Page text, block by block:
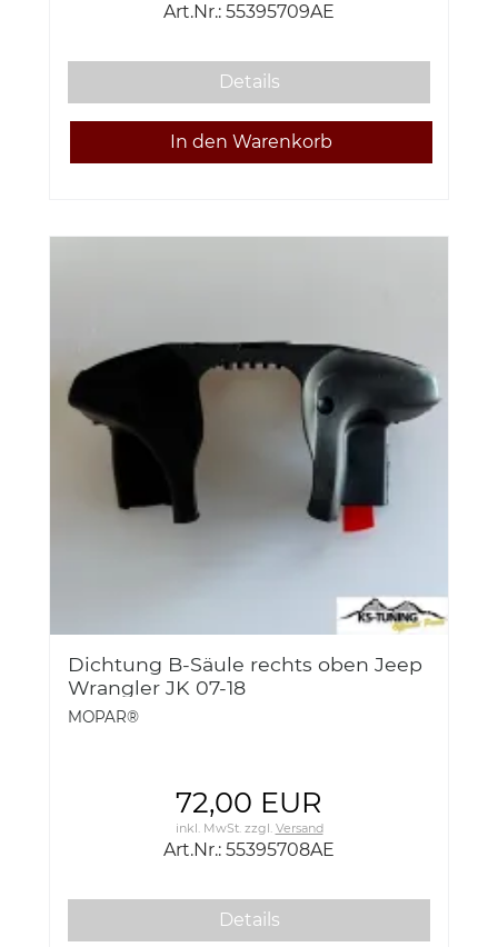
Art.Nr.: 55395709AE
Details
Dichtung B-Säule rechts oben Jeep
Wrangler JK 07-18
MOPAR®
72,00 EUR
inkl. MwSt.zzgl. Versand
Art.Nr.: 55395708AE
Details